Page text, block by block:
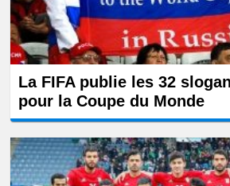
La FIFA publie les 32
pour la Coupe du Monde